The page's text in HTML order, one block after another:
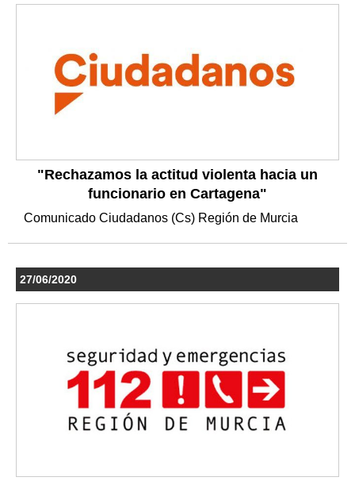
"Rechazamos la actitud violenta hacia un
funcionario en Cartagena"
Comunicado Ciudadanos (Cs) Región de Murcia
27/06/2020